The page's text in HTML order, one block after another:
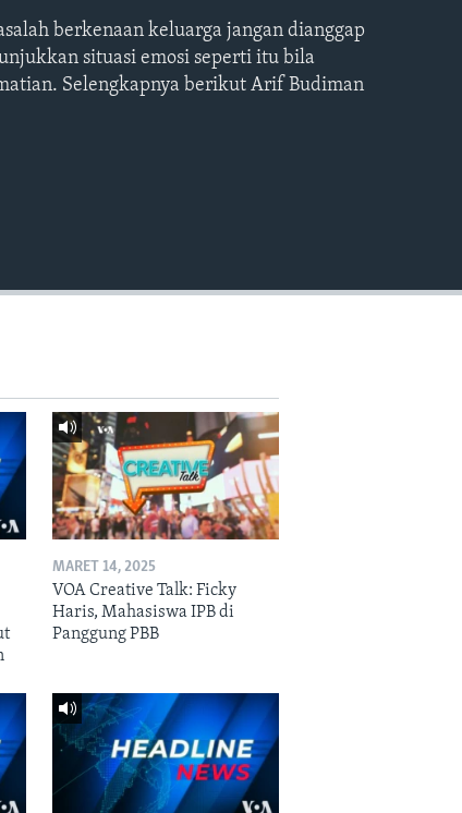
berkenaan keluarga jangan dianggap
situasi emosi seperti itu bila
Selengkapnya berikut Arif Budiman
MARET 14, 2025
VOA Creative Talk: Ficky
Haris, Mahasiswa IPB di
Panggung PBB